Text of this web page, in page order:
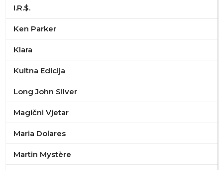
I.R.$.
Ken Parker
Klara
Kultna Edicija
Long John Silver
Magični Vjetar
Maria Dolares
Martin Mystère